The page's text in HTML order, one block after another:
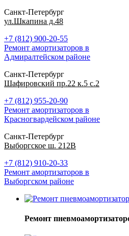
Санкт-Петербург
ул.Шкапина д.48
+7 (812) 900-20-55
Ремонт амортизаторов в
Адмиралтейском районе
Санкт-Петербург
Шафировский пр.22 к.5 с.2
+7 (812) 955-20-90
Ремонт амортизаторов в
Красногвардейском районе
Санкт-Петербург
Выборгское ш. 212В
+7 (812) 910-20-33
Ремонт амортизаторов в
Выборгском районе
Ремонт